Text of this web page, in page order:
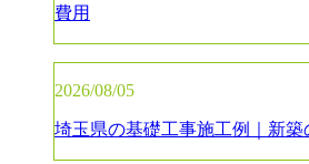
費用
2026/08/05
埼玉県の基礎工事施工例｜新築